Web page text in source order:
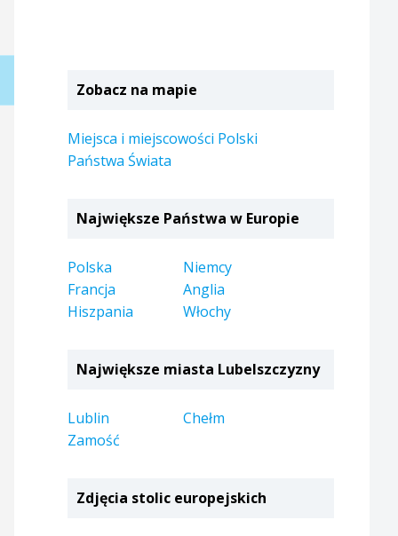
Zobacz na mapie
Miejsca i miejscowości Polski
Państwa Świata
Największe Państwa w Europie
Polska
Niemcy
Francja
Anglia
Hiszpania
Włochy
Największe miasta Lubelszczyzny
Lublin
Chełm
Zamość
Zdjęcia stolic europejskich